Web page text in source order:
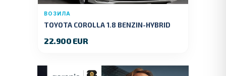
ВОЗИЛА
TOYOTA COROLLA 1.8 BENZIN-HYBRID
22.900 EUR